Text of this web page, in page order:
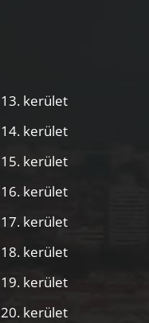
13. kerület
14. kerület
15. kerület
16. kerület
17. kerület
18. kerület
19. kerület
20. kerület